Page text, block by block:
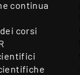
continua
corsi